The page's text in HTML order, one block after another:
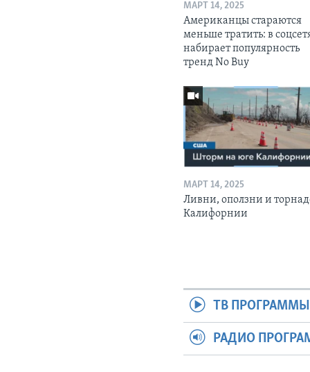
МАРТ 14, 2025
Американцы стараются
меньше тратить: в
набирает популярность
тренд No Buy
МАРТ 14, 2025
Ливни, оползни и
Калифорнии
ТВ ПРОГРАММЫ
РАДИО